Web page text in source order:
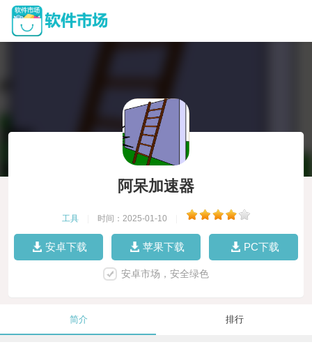
阿呆加速器
工具 时间：2025-01-10
安卓下载 苹果下载 PC下载
安卓市场，安全绿色
简介 排行